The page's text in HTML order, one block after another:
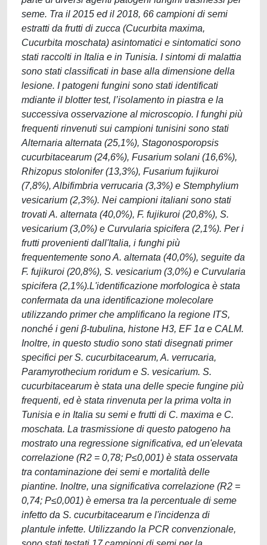
seme. Tra il 2015 ed il 2018, 66 campioni di semi
estratti da frutti di zucca (Cucurbita maxima,
Cucurbita moschata) asintomatici e sintomatici sono
stati raccolti in Italia e in Tunisia. I sintomi di malattia
sono stati classificati in base alla dimensione della
lesione. I patogeni fungini sono stati identificati
mdiante il blotter test, l’isolamento in piastra e la
successiva osservazione al microscopio. I funghi più
frequenti rinvenuti sui campioni tunisini sono stati
Alternaria alternata (25,1%), Stagonosporopsis
cucurbitacearum (24,6%), Fusarium solani (16,6%),
Rhizopus stolonifer (13,3%), Fusarium fujikuroi
(7,8%), Albifimbria verrucaria (3,3%) e Stemphylium
vesicarium (2,3%). Nei campioni italiani sono stati
trovati A. alternata (40,0%), F. fujikuroi (20,8%), S.
vesicarium (3,0%) e Curvularia spicifera (2,1%). Per i
frutti provenienti dall'Italia, i funghi più
frequentemente sono A. alternata (40,0%), seguite da
F. fujikuroi (20,8%), S. vesicarium (3,0%) e Curvularia
spicifera (2,1%).L'identificazione morfologica è stata
confermata da una identificazione molecolare
utilizzando primer che amplificano la regione ITS,
nonché i geni β-tubulina, histone H3, EF 1α e CALM.
Inoltre, in questo studio sono stati disegnati primer
specifici per S. cucurbitacearum, A. verrucaria,
Paramyrothecium roridum e S. vesicarium. S.
cucurbitacearum è stata una delle specie fungine più
frequenti, ed è stata rinvenuta per la prima volta in
Tunisia e in Italia su semi e frutti di C. maxima e C.
moschata. La trasmissione di questo patogeno ha
mostrato una regressione significativa, ed un'elevata
correlazione (R2 = 0,78; P≤0,001) è stata osservata
tra contaminazione dei semi e mortalità delle
piantine. Inoltre, una significativa correlazione (R2 =
0,74; P≤0,001) è emersa tra la percentuale di seme
infetto da S. cucurbitacearum e l'incidenza di
plantule infette. Utilizzando la PCR convenzionale,